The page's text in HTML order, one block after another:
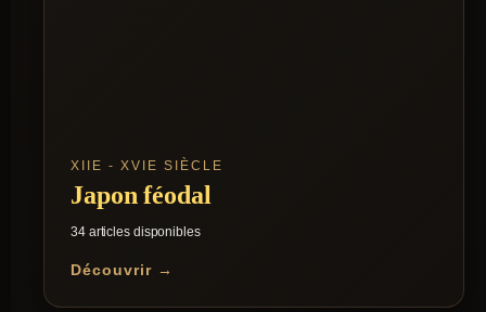
XIIE - XVIE SIÈCLE
Japon féodal
34 articles disponibles
Découvrir →